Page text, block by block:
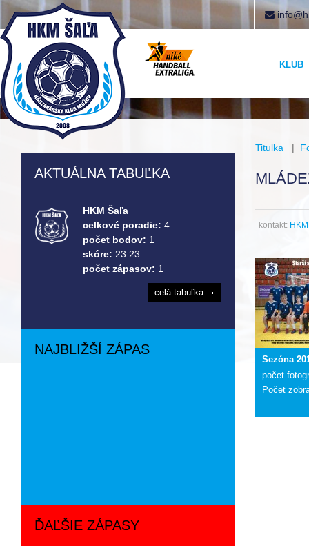
KLUB
Titulka |
kontakt:
Sezóna
počet
Počet
AKTUÁLNA TABUĽKA
HKM Šaľa
celkové poradie: 4
počet bodov: 1
skóre: 23:23
počet zápasov: 1
celá tabuľka
NAJBLIŽŠÍ ZÁPAS
ĎAĽŠIE ZÁPASY